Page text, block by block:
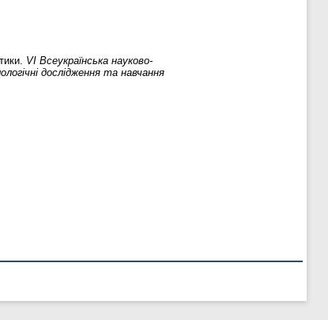
VI Всеукраїнська науково-
дослідження та навчання